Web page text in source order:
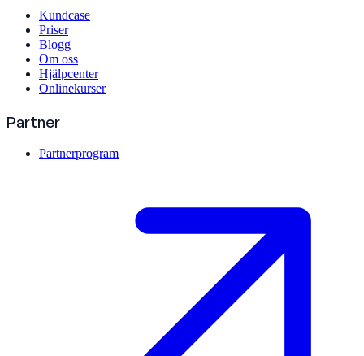
Kundcase
Priser
Blogg
Om oss
Hjälpcenter
Onlinekurser
Partner
Partnerprogram